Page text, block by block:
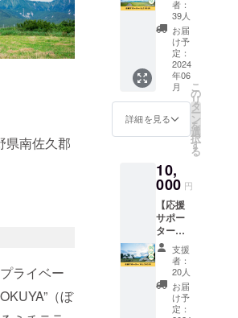
県南佐久郡
ライベー
（ぼ
を決め
ていた
だきま
す。 ★
キャン
プ宿泊
料は別
途。 ★
宿泊費
の支払
分を割
引しま
す！ 家
族や仲
間たち
の日程
が決ま
らなく
て予約
ができ
ない
方、少
ト」を
お持ち
の方か
ら順に
「予約
日」の
確保を
させて
いただ
ンの先
行予約
を含め
た順番
でクラ
ファン
終了後
に順に
日付を
決めて
いただ
きま
のプロ
ジェク
トをた
だただ
応援し
たい人
向けの
リター
ンで
す。 お
礼の
を送ら
せてい
ただき
ます。
なお、
支援時
に上乗
せ支援
が可能
です。
応援の
気持ち
者：
39人
お届
け予
定：
2024
年06
月
詳細を見る
こ
の
リ
タ
ー
ン
を
選
択
す
る
10,
000 円
【応援
サポー
ター
10,000
円】 こ
のプロ
ジェク
トをた
だただ
支援
者：
20人
お届
け予
定：